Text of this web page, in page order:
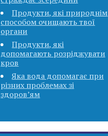
Продукти, які природнім
способом очищають твої
органи
Продукти, які
допомагають розріджувати
кров
Яка вода допомагає при
різних проблемах зі
здоров’ям